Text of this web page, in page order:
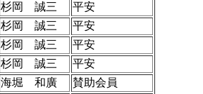
杉岡 誠三
平安
杉岡 誠三
平安
杉岡 誠三
平安
杉岡 誠三
平安
海堀 和廣
賛助会員